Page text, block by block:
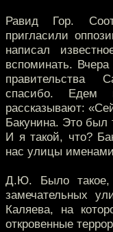
Равид Гор.
пригласили
написал
вспоминать.
правительства
спасибо. Едем
рассказывают:
Бакунина. Это был
И я такой, что?
нас улицы
Д.Ю. Было
замечательных
Каляева, на
откровенные